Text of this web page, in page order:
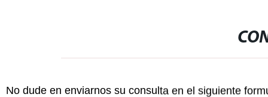
No dude en enviarnos su consulta en el siguiente